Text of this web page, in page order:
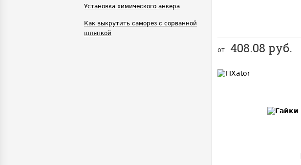
Установка химического анкера
Как выкрутить саморез с сорванной
шляпкой
от 408.08 руб.